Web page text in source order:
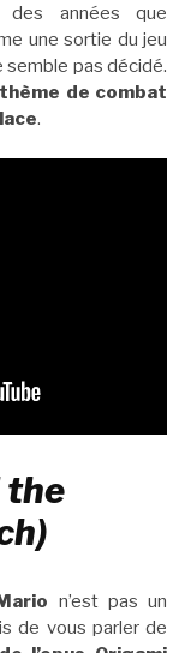
années que
une sortie du jeu
semble pas décidé.
thème de combat
.
the
n’est pas un
de vous parler de